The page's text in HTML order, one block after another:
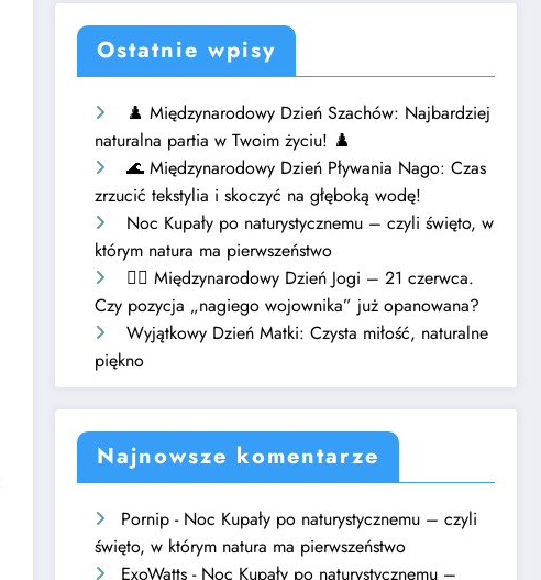
Ostatnie wpisy
♟️ Międzynarodowy Dzień Szachów: Najbardziej
naturalna partia w Twoim życiu! ♟️
🌊 Międzynarodowy Dzień Pływania Nago: Czas
zrzucić tekstylia i skoczyć na głęboką wodę!
Noc Kupały po naturystycznemu – czyli święto, w
którym natura ma pierwszeństwo
🧘‍♂️ Międzynarodowy Dzień Jogi – 21 czerwca.
Czy pozycja „nagiego wojownika” już opanowana?
Wyjątkowy Dzień Matki: Czysta miłość, naturalne
piękno
Najnowsze komentarze
Pornip - Noc Kupały po naturystycznemu – czyli
święto, w którym natura ma pierwszeństwo
ExoWatts - Noc Kupały po naturystycznemu –